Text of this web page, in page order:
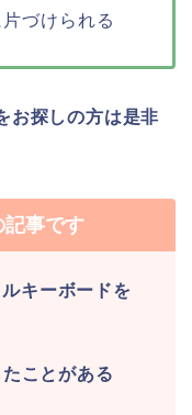
づけられる
お探しの方は是非
記事です
キーボードを
ことがある